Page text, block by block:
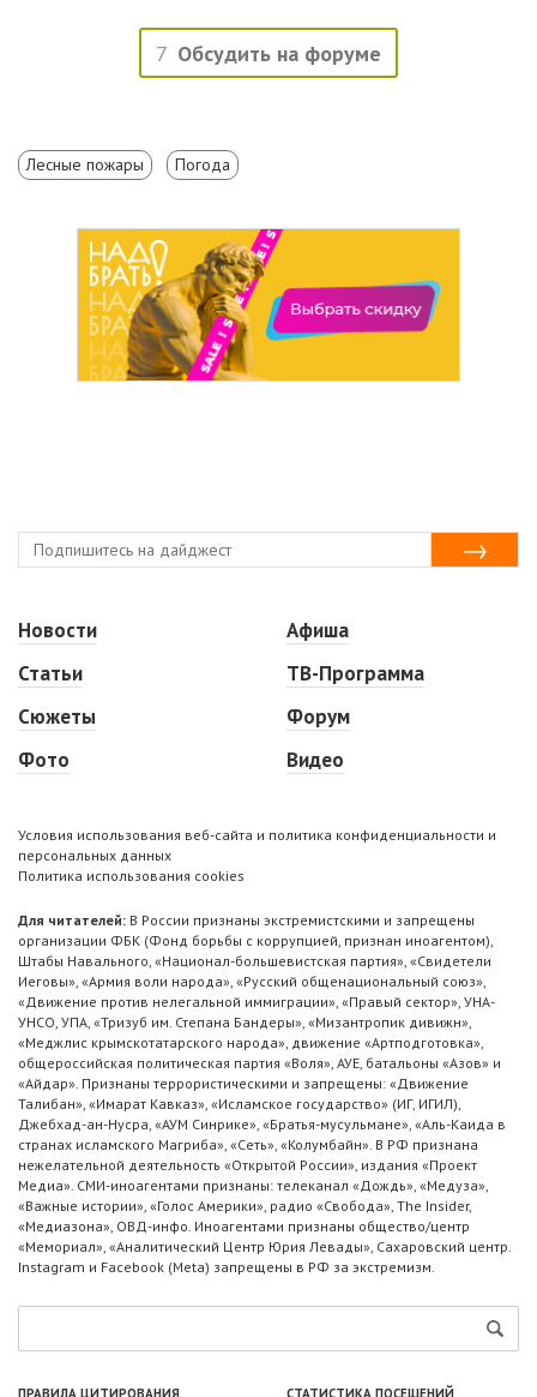
7 Обсудить на форуме
Лесные пожары Погода
Новости
Статьи
Сюжеты
Фото
Афиша
ТВ-Программа
Форум
Видео
Условия использования веб-сайта и политика конфиденциальности и
персональных данных
Политика использования cookies
Для читателей: В России признаны экстремистскими и запрещены
организации ФБК (Фонд борьбы с коррупцией, признан иноагентом),
Штабы Навального, «Национал-большевистская партия», «Свидетели
Иеговы», «Армия воли народа», «Русский общенациональный союз»,
«Движение против нелегальной иммиграции», «Правый сектор», УНА-
УНСО, УПА, «Тризуб им. Степана Бандеры», «Мизантропик дивижн»,
«Меджлис крымскотатарского народа», движение «Артподготовка»,
общероссийская политическая партия «Воля», АУЕ, батальоны «Азов» и
«Айдар». Признаны террористическими и запрещены: «Движение
Талибан», «Имарат Кавказ», «Исламское государство» (ИГ, ИГИЛ),
Джебхад-ан-Нусра, «АУМ Синрике», «Братья-мусульмане», «Аль-Каида в
странах исламского Магриба», «Сеть», «Колумбайн». В РФ признана
нежелательной деятельность «Открытой России», издания «Проект
Медиа». СМИ-иноагентами признаны: телеканал «Дождь», «Медуза»,
«Важные истории», «Голос Америки», радио «Свобода», The Insider,
«Медиазона», ОВД-инфо. Иноагентами признаны общество/центр
«Мемориал», «Аналитический Центр Юрия Левады», Сахаровский центр.
Instagram и Facebook (Metа) запрещены в РФ за экстремизм.